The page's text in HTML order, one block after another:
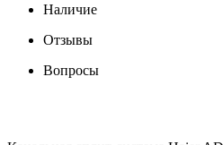
Наличие
Отзывы
Вопросы